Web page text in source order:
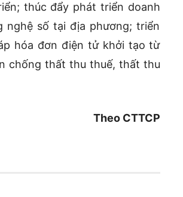
thúc đẩy phát triển doanh
nghệ số tại địa phương; triển
hóa đơn điện tử khởi tạo từ
chống thất thu thuế, thất thu
Theo CTTCP